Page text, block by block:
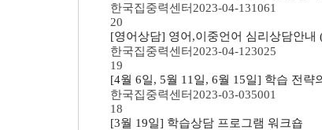
한국집중력센터 2023-04-131061
20
[영어상담] 영어,이중언어 심리상담안내
한국집중력센터 2023-04-123025
19
[4월 6일, 5월 11일, 6월 15일] 학습 전략
한국집중력센터 2023-03-035001
18
[3월 19일] 학습상담 프로그램 워크숍